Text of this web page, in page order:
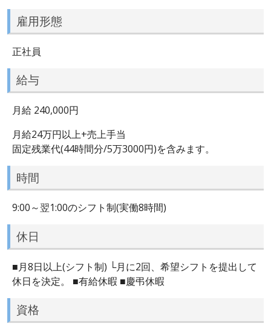
雇用形態
正社員
給与
月給 240,000円
月給24万円以上+売上手当
固定残業代(44時間分/5万3000円)を含みます。
時間
9:00～翌1:00のシフト制(実働8時間)
休日
■月8日以上(シフト制) └月に2回、希望シフトを提出して
休日を決定。 ■有給休暇 ■慶弔休暇
資格